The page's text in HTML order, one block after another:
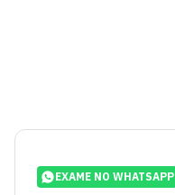
EXAME NO WHATSAPP